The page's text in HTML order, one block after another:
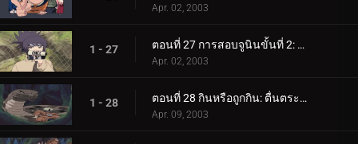
Apr. 02, 2003
1 - 27 ตอนที่ 27 การสอบจูนินขั้นที่ 2: ป่าแห่งความตาย
Apr. 02, 2003
1 - 28 ตอนที่ 28 กินหรือถูกกิน: ตื่นตระหนกในป่า
Apr. 09, 2003